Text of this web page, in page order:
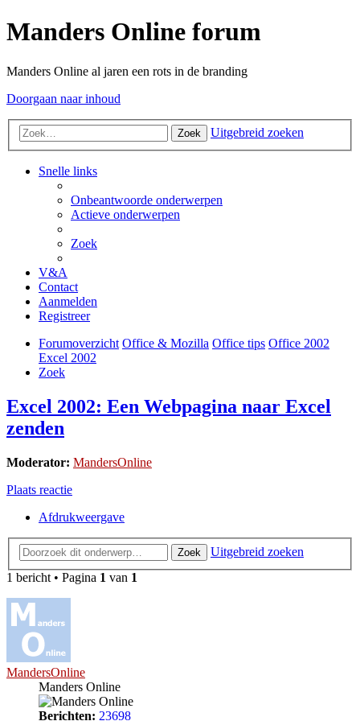
Manders Online forum
Manders Online al jaren een rots in de branding
Doorgaan naar inhoud
Zoek Uitgebreid zoeken
Snelle links
Onbeantwoorde onderwerpen
Actieve onderwerpen
Zoek
V&A
Contact
Aanmelden
Registreer
Forumoverzicht Office & Mozilla Office tips Office 2002
Excel 2002
Zoek
Excel 2002: Een Webpagina naar Excel
zenden
Moderator: MandersOnline
Plaats reactie
Afdrukweergave
Zoek
Uitgebreid zoeken
1 bericht • Pagina 1 van 1
MandersOnline
Manders Online
Berichten: 23698